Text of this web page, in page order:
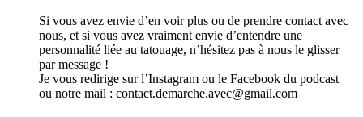
Si vous avez envie d’en voir plus ou de prendre contact avec
nous, et si vous avez vraiment envie d’entendre une
personnalité liée au tatouage, n’hésitez pas à nous le glisser
par message !
Je vous redirige sur l’Instagram ou le Facebook du podcast
ou notre mail : contact.demarche.avec@gmail.com